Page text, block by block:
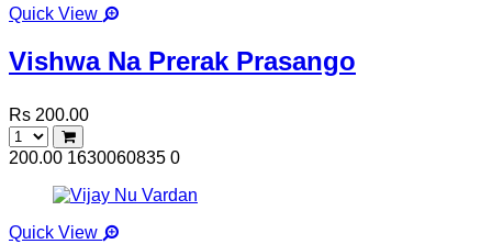
Quick View
Vishwa Na Prerak Prasango
Rs 200.00
200.00 1630060835 0
Quick View